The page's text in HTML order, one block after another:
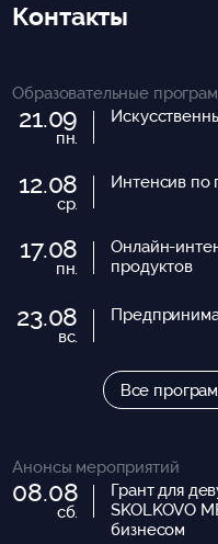
Контакты
Образовательные
21.09
пн.
12.08
ср.
Интенсив по
17.08
пн.
Онлайн-
продуктов
23.08
вс.
Все
Анонсы мероприятий
08.08
сб.
Грант для
SKOLKOVO
бизнесом